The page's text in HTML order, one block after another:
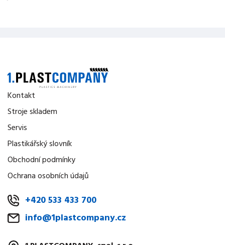
Kontakt
Stroje skladem
Servis
Plastikářský slovník
Obchodní podmínky
Ochrana osobních údajů
+420 533 433 700
info@1plastcompany.cz